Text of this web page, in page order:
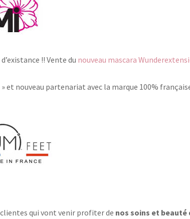
!! Vente du nouveau mascara
et nouveau partenariat avec la marque 100%
qui vont venir profiter de nos soins et beauté